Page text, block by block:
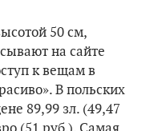
50 см,
на сайте
к вещам в
В польских
89,99 зл. (49,47